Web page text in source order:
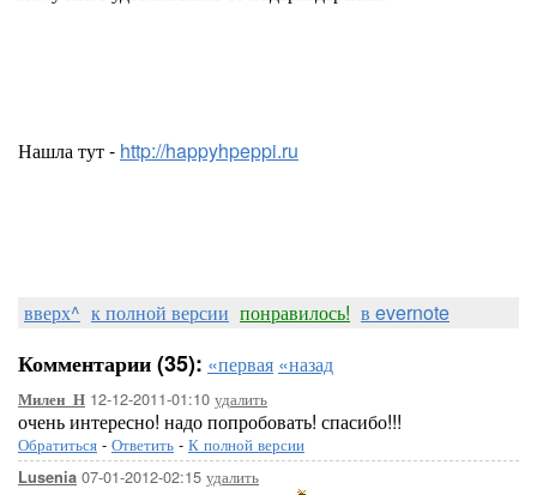
Нашла тут - http://happyhpeppi.ru
вверх^ к полной версии понравилось! в evernote
Комментарии (35): «первая «назад
Милен_Н 12-12-2011-01:10 удалить
очень интересно! надо попробовать! спасибо!!!
Обратиться - Ответить - К полной версии
Lusenia 07-01-2012-02:15 удалить